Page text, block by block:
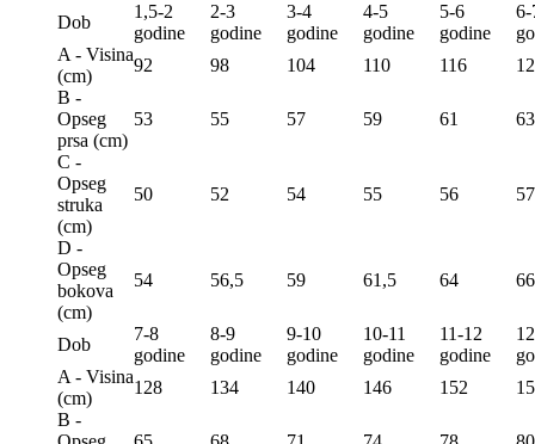
Dob
1,5-2
godine
2-3
godine
3-4
godine
4-5
godine
5-6
godine
6-
A - Visina
(сm)
92 98 104 110 116
B -
Opseg
prsa (сm)
53 55 57 59 61 63
C -
Opseg
struka
(сm)
50 52 54 55 56 57
D -
Opseg
bokova
(сm)
54 56,5 59 61,5 64 66
Dob
7-8
godine
8-9
godine
9-10
godine
10-11
godine
11-12
godine
A - Visina
(сm)
128 134 140 146 152
B -